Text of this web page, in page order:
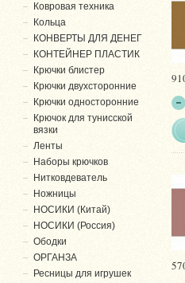
Ковровая техника
Кольца
КОНВЕРТЫ ДЛЯ ДЕНЕГ
КОНТЕЙНЕР ПЛАСТИК
Крючки блистер
Крючки двухсторонние
Крючки односторонние
Крючок для тунисской
вязки
Ленты
Наборы крючков
Нитковдеватель
Ножницы
НОСИКИ (Китай)
НОСИКИ (Россия)
Ободки
ОРГАНЗА
Ресницы для игрушек